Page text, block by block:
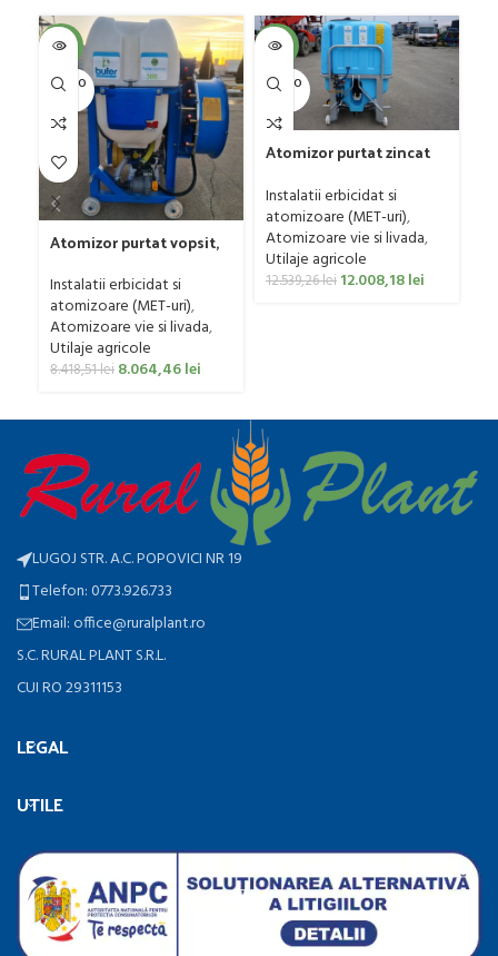
-4%
SOLD O
UT
Atomizor purtat vopsit,
Bufer, model Ronda
Clasic, 200 litri
Instalatii erbicidat si
atomizoare (MET-uri),
Atomizoare vie si livada,
Utilaje agricole
8.418,51lei 8.064,46lei
-4%
SOLD O
UT
Atomizor purtat zincat
Bufer, model Ronda,
400 litri
Instalatii erbicidat si
atomizoare (MET-uri),
Atomizoare vie si livada,
Utilaje agricole
12.539,26lei 12.008,18lei
LUGOJ STR. A.C. POPOVICI NR 19
Telefon: 0773.926.733
Email: office@ruralplant.ro
S.C. RURAL PLANT S.R.L.
CUI RO 29311153
LEGAL
UTILE